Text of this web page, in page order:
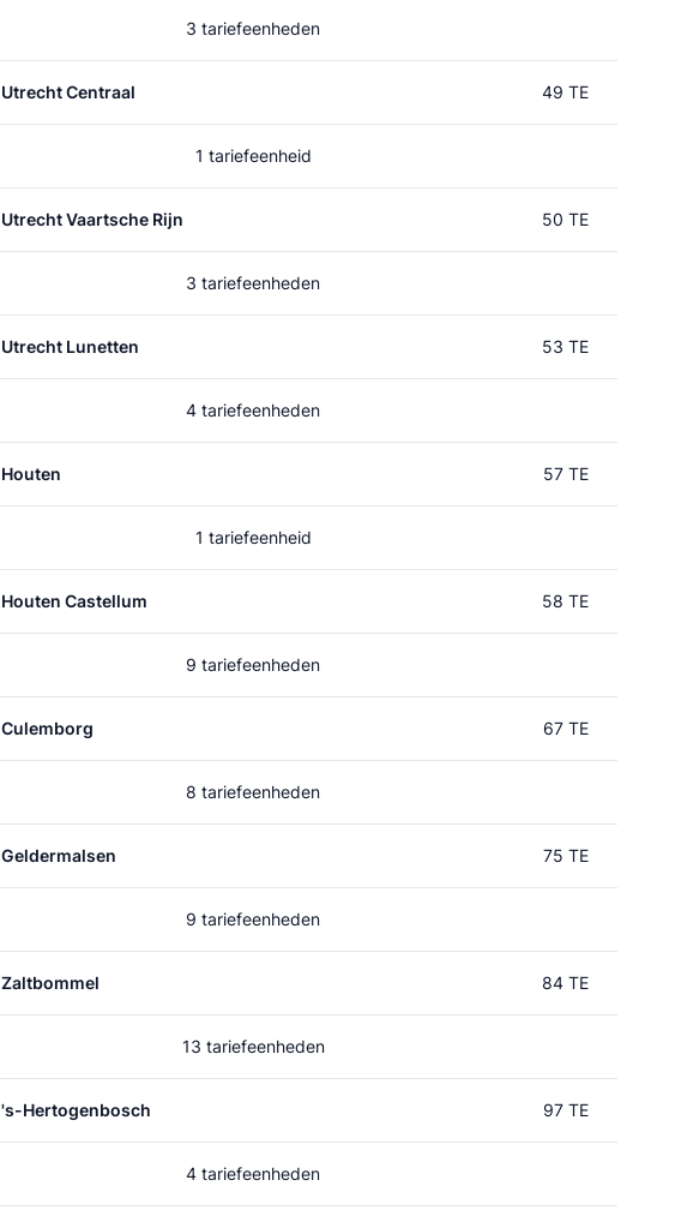
3 tariefeenheden
Utrecht Centraal 49 TE
1 tariefeenheid
Utrecht Vaartsche Rijn 50 TE
3 tariefeenheden
Utrecht Lunetten 53 TE
4 tariefeenheden
Houten 57 TE
1 tariefeenheid
Houten Castellum 58 TE
9 tariefeenheden
Culemborg 67 TE
8 tariefeenheden
Geldermalsen 75 TE
9 tariefeenheden
Zaltbommel 84 TE
13 tariefeenheden
's-Hertogenbosch 97 TE
4 tariefeenheden